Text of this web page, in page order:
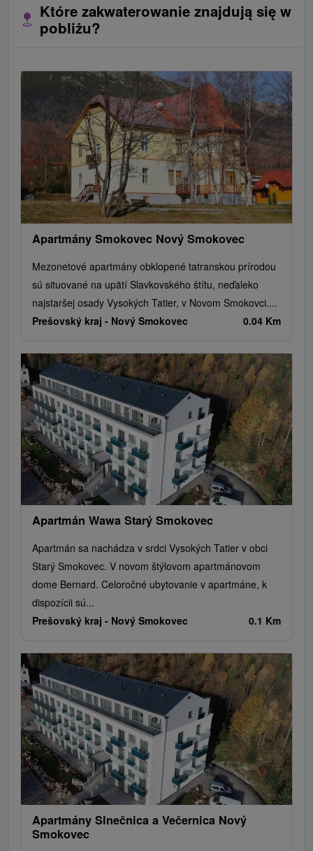
Które zakwaterowanie znajdują się w
pobliżu?
Apartmány Smokovec Nový Smokovec
Mezonetové apartmány obklopené tatranskou prírodou
sú situované na upätí Slavkovského štítu, neďaleko
najstaršej osady Vysokých Tatier, v Novom Smokovci....
Prešovský kraj - Nový Smokovec 0.04 Km
Apartmán Wawa Starý Smokovec
Apartmán sa nachádza v srdci Vysokých Tatier v obci
Starý Smokovec. V novom štýlovom apartmánovom
dome Bernard. Celoročné ubytovanie v apartmáne, k
dispozícii sú...
Prešovský kraj - Nový Smokovec 0.1 Km
Apartmány Slnečnica a Večernica Nový
Smokovec